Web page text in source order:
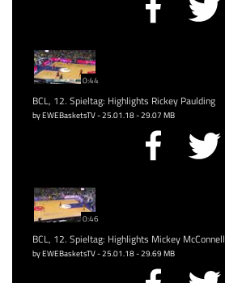
0:44
BCL, 12. Spieltag: Highlights Rickey Paulding
by EWEBasketsTV - 25.01.18 - 29.07 MB
0:46
BCL, 12. Spieltag: Highlights Mickey McConnell
by EWEBasketsTV - 25.01.18 - 29.69 MB